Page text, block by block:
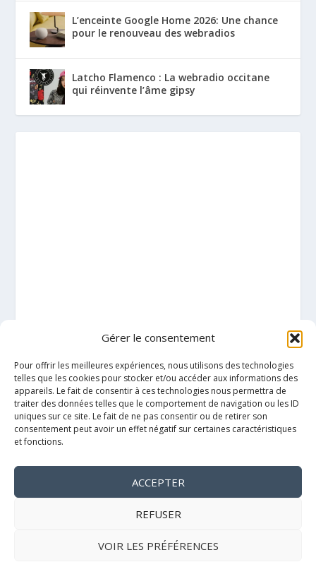
Gérer le consentement
Pour offrir les meilleures expériences, nous utilisons des technologies
telles que les cookies pour stocker et/ou accéder aux informations des
appareils. Le fait de consentir à ces technologies nous permettra de
traiter des données telles que le comportement de navigation ou les ID
uniques sur ce site. Le fait de ne pas consentir ou de retirer son
consentement peut avoir un effet négatif sur certaines caractéristiques
et fonctions.
ACCEPTER
REFUSER
VOIR LES PRÉFÉRENCES
L’enceinte Google Home 2026: Une chance
pour le renouveau des webradios
Latcho Flamenco : La webradio occitane
qui réinvente l’âme gipsy
Mentions légales
Politique de cookies